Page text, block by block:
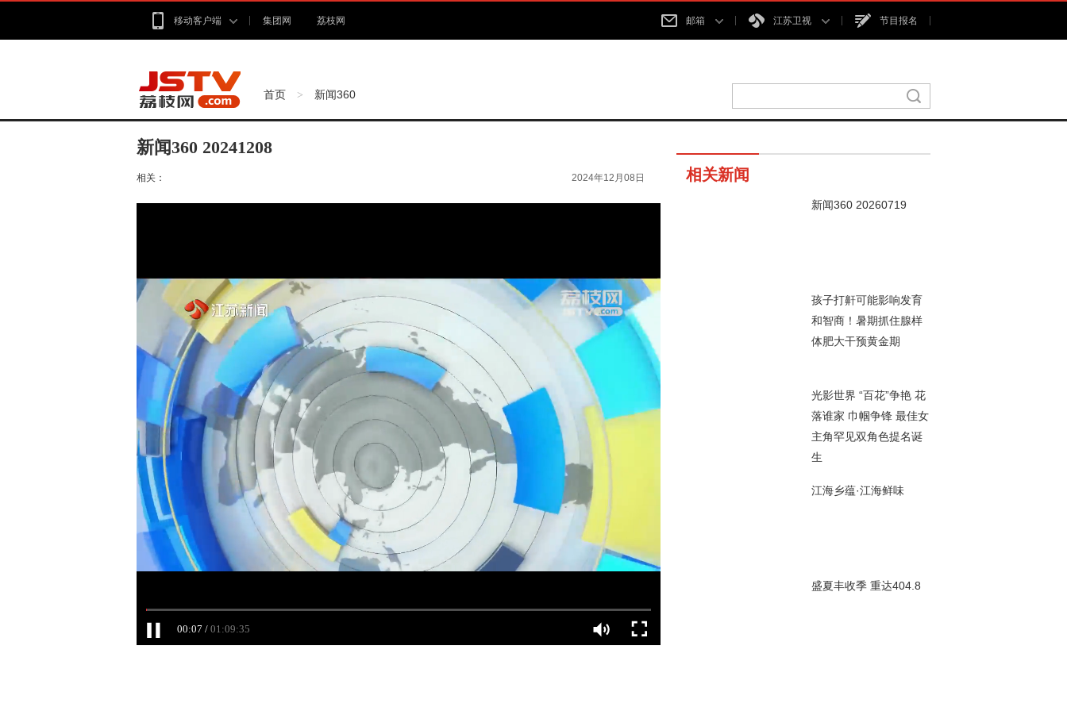
移动客户端 集团网 荔枝网 邮箱 江苏卫视 节目报名
首页 > 新闻360
新闻360 20241208
相关： 2024年12月08日
00:07 01:09:35
相关新闻
新闻360 20260719
孩子打鼾可能影响发育
和智商！暑期抓住腺样
体肥大干预黄金期
光影世界 “百花”争艳 花
落谁家 巾帼争锋 最佳女
主角罕见双角色提名诞
生
江海乡蕴·江海鲜味
盛夏丰收季 重达404.8